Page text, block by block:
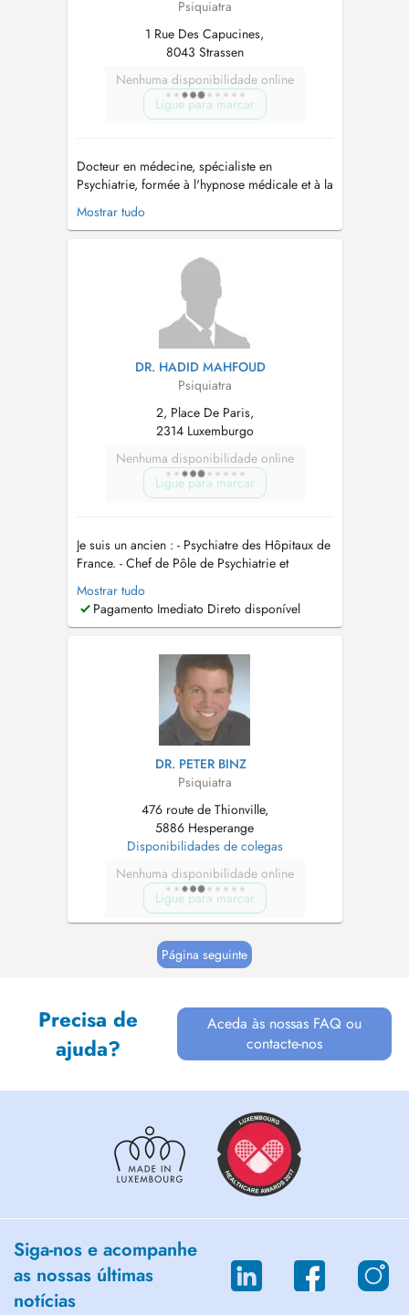
Psiquiatra
1 Rue Des Capucines,
8043 Strassen
Nenhuma disponibilidade online
Ligue para marcar
Docteur en médecine, spécialiste en
Psychiatrie, formée à l'hypnose médicale et à la
mindfulness (méditation pleine conscience),
j'exerce selon une approche de type
en consultation individuelle, seules ou
associées à d'autres techniques cognitivo-
Mostrar tudo
DR. HADID MAHFOUD
Psiquiatra
2, Place De Paris,
2314 Luxemburgo
Nenhuma disponibilidade online
Ligue para marcar
Je suis un ancien : - Psychiatre des Hôpitaux de
France. - Chef de Pôle de Psychiatrie et
d'addictologie - Psychiatre Agrée de
l'Administration Française....
Mostrar tudo
Pagamento Imediato Direto disponível
DR. PETER BINZ
Psiquiatra
476 route de Thionville,
5886 Hesperange
Disponibilidades de colegas
Nenhuma disponibilidade online
Ligue para marcar
Página seguinte
Precisa de
ajuda?
Aceda às nossas FAQ ou
contacte-nos
Siga-nos e acompanhe
as nossas últimas
notícias